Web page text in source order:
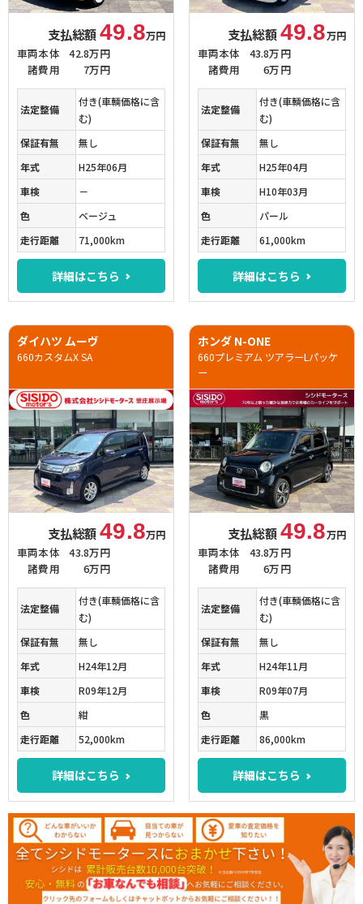
支払総額49.8万円
車両本体
42.8万円
諸費用
7万円
法定整備
付き(車輌価格に含
む)
保証有無
無し
年式
H25年06月
車検
－
色
ベージュ
走行距離
71,000km
詳細はこちら
支払総額49.8万円
車両本体
43.8万円
諸費用
6万円
法定整備
付き(車輌価格に含
む)
保証有無
無し
年式
H25年04月
車検
H10年03月
色
パール
走行距離
61,000km
詳細はこちら
ダイハツ ムーヴ
660カスタムX SA
支払総額49.8万円
車両本体
43.8万円
諸費用
6万円
法定整備
付き(車輌価格に含
む)
保証有無
無し
年式
H24年12月
車検
R09年12月
色
紺
走行距離
52,000km
詳細はこちら
ホンダ N-ONE
660プレミアム ツアラーLパッケ
ー
支払総額49.8万円
車両本体
43.8万円
諸費用
6万円
法定整備
付き(車輌価格に含
む)
保証有無
無し
年式
H24年11月
車検
R09年07月
色
黒
走行距離
86,000km
詳細はこちら